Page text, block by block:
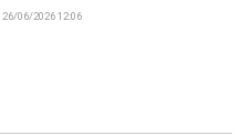
26/06/2026 12:06